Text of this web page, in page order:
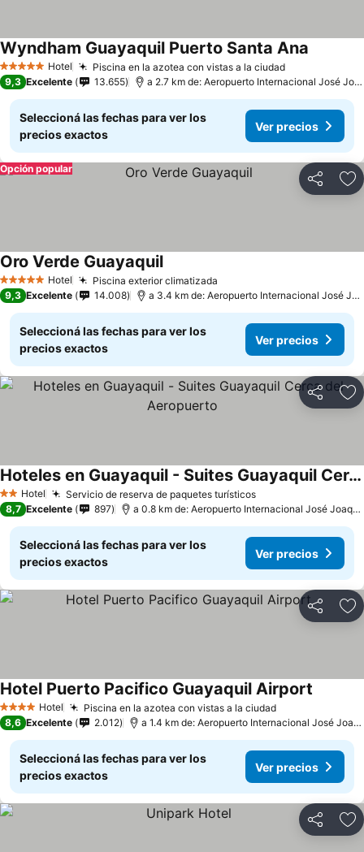
5 Estrellas Hotel Piscina en la azotea con vistas a la ciudad
Wyndham Guayaquil Puerto Santa Ana
9,3 Excelente 13.655 a 2.7 km de: Aeropuerto Internacional José Joaquín de Olmedo
Seleccioná las fechas para ver los
precios exactos
Ver precios
Compartir
Opción popular
5 Estrellas Hotel Piscina exterior climatizada
Oro Verde Guayaquil
9,3 Excelente 14.008 a 3.4 km de: Aeropuerto Internacional José Joaquín de Olmedo
Seleccioná las fechas para ver los
precios exactos
Ver precios
Compartir
2 Estrellas
Hotel Servicio de reserva de paquetes turísticos
Hoteles en Guayaquil - Suites Guayaquil Cerca del Aeropuerto
8,7 Excelente 897 a 0.8 km de: Aeropuerto Internacional José Joaquín de Olmedo
Seleccioná las fechas para ver los
precios exactos
Ver precios
Compartir
4 EstrellasHotel Piscina en la azotea con vistas a la ciudad
Hotel Puerto Pacifico Guayaquil Airport
8,6 Excelente 2.012 a 1.4 km de: Aeropuerto Internacional José Joaquín de Olmedo
Seleccioná las fechas para ver los
precios exactos
Ver precios
Compartir